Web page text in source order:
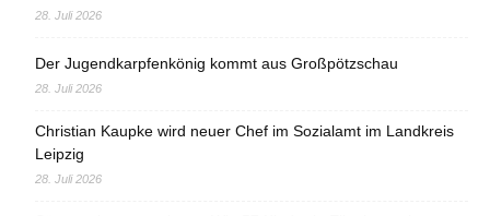
28. Juli 2026
Der Jugendkarpfenkönig kommt aus Großpötzschau
28. Juli 2026
Christian Kaupke wird neuer Chef im Sozialamt im Landkreis
Leipzig
28. Juli 2026